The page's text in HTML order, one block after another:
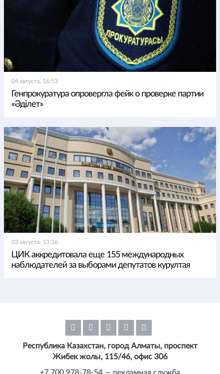
04 августа, 16:53
Генпрокуратура опровергла фейк о проверке партии
«Әділет»
03 августа, 13:36
ЦИК аккредитовала еще 155 международных
наблюдателей за выборами депутатов курултая
Республика Казахстан, город Алматы, проспект
Жибек жолы, 115/46, офис 306